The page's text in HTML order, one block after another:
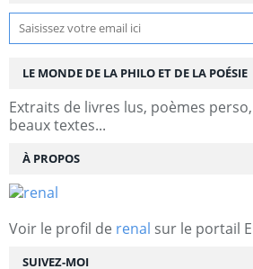
SUIVEZ-MOI
LE MONDE DE LA PHILO ET DE LA POÉSIE
Extraits de livres lus, poèmes
beaux textes...
À PROPOS
Voir le profil de renal sur le portail